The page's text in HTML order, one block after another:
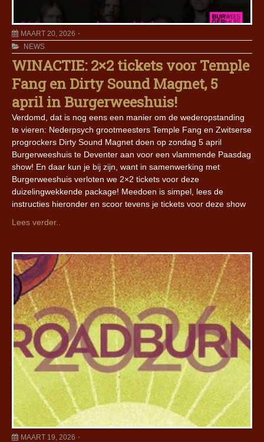
MAART 20, 2026
NEWS
WINACTIE: 2×2 tickets voor Temple
Fang en Dirty Sound Magnet, 5
april in Burgerweeshuis!
Verdomd, dat is nog eens een manier om de wederopstanding
te vieren: Nederpsych grootmeesters Temple Fang en Zwitserse
progrockers Dirty Sound Magnet doen op zondag 5 april
Burgerweeshuis te Deventer aan voor een vlammende Paasdag
show! En daar kun je bij zijn, want in samenwerking met
Burgerweeshuis verloten we 2×2 tickets voor deze
duizelingwekkende package! Meedoen is simpel, lees de
instructies hieronder en scoor tevens je tickets voor deze show
Lees verder..
MAART 19, 2026